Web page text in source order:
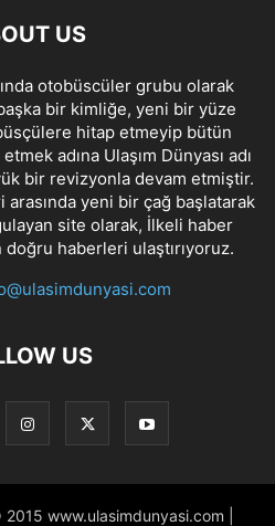
US
otobüscüler grubu olarak
bir kimliğe, yeni bir yüze
hitap etmeyip bütün
adına Ulaşım Dünyası adı
bir revizyonla devam etmiştir.
arasında yeni bir çağ başlatarak
site olarak, İlkeli haber
doğru haberleri ulaştırıyoruz.
US
2015 www.ulasimdunyasi.com |